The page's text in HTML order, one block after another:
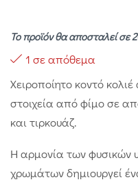
Το προϊόν θα αποσταλεί σε
1 σε απόθεμα
Χειροποίητο κοντό
στοιχεία από φίμο σε
και τιρκουάζ.
Η αρμονία των φυσικών
χρωμάτων δημιουργεί